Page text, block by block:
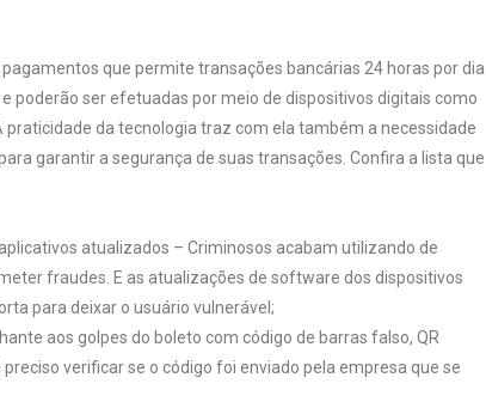
que permite transações bancárias 24 horas por dia
poderão ser efetuadas por meio de dispositivos digitais como
praticidade da tecnologia traz com ela também a necessidade
garantir a segurança de suas transações. Confira a lista que
atualizados – Criminosos acabam utilizando de
fraudes. E as atualizações de software dos dispositivos
para deixar o usuário vulnerável;
aos golpes do boleto com código de barras falso, QR
verificar se o código foi enviado pela empresa que se